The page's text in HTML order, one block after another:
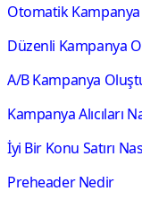
Otomatik Kampanya
Düzenli Kampanya
A/B Kampanya
Kampanya Alıcıları
İyi Bir Konu Satırı
Preheader Nedir